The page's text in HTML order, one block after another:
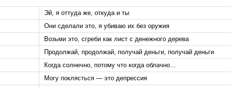
Эй, я оттуда же, откуда и ты
Они сделали это, я убиваю их без оружия
Возьми это, сгреби как лист с денежного дерева
Продолжай, продолжай, получай деньги, получай деньги
Когда солнечно, потому что когда облачно…
Могу поклясться — это депрессия